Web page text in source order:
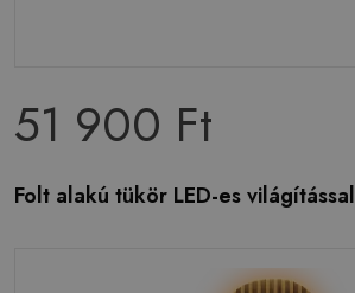
51 900 Ft
Folt alakú tükör LED-es világítással